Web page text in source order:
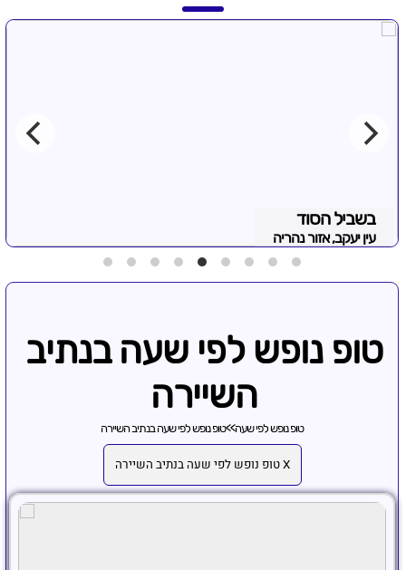
בשביל הסוד
עין יעקב, אזור נהריה
טופ נופש לפי שעה בנתיב
השיירה
טופ נופש לפי שעה>>טופ נופש לפי שעה בנתיב השיירה
X טופ נופש לפי שעה בנתיב השיירה